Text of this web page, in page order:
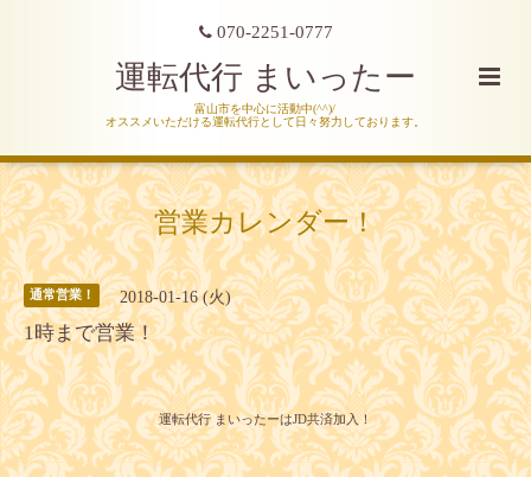
070-2251-0777
運転代行 まいったー
富山市を中心に活動中(^^)/
オススメいただける運転代行として日々努力しております。
営業カレンダー！
通常営業！ 2018-01-16 (火)
1時まで営業！
運転代行 まいったーはJD共済加入！